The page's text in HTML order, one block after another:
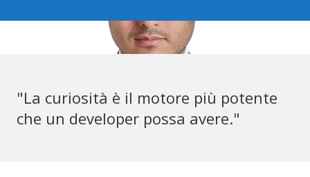
"La curiosità è il motore più potente
che un developer possa avere."